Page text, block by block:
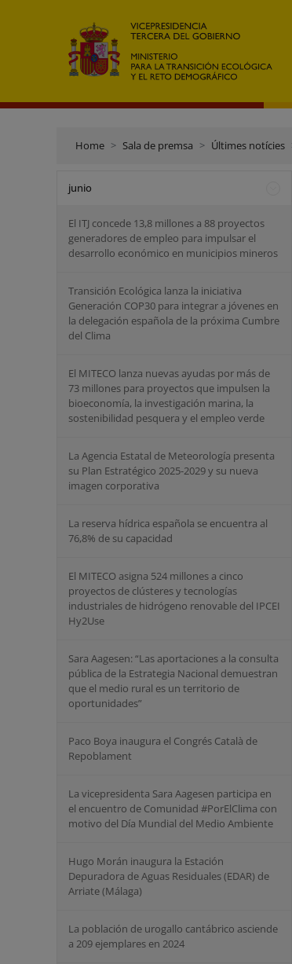
Home Sala de premsa Últimes notícies
junio
El ITJ concede 13,8 millones a 88 proyectos
generadores de empleo para impulsar el
desarrollo económico en municipios mineros
Transición Ecológica lanza la iniciativa
Generación COP30 para integrar a jóvenes en
la delegación española de la próxima Cumbre
del Clima
El MITECO lanza nuevas ayudas por más de
73 millones para proyectos que impulsen la
bioeconomía, la investigación marina, la
sostenibilidad pesquera y el empleo verde
La Agencia Estatal de Meteorología presenta
su Plan Estratégico 2025-2029 y su nueva
imagen corporativa
La reserva hídrica española se encuentra al
76,8% de su capacidad
El MITECO asigna 524 millones a cinco
proyectos de clústeres y tecnologías
industriales de hidrógeno renovable del IPCEI
Hy2Use
Sara Aagesen: “Las aportaciones a la consulta
pública de la Estrategia Nacional demuestran
que el medio rural es un territorio de
oportunidades”
Paco Boya inaugura el Congrés Català de
Repoblament
La vicepresidenta Sara Aagesen participa en
el encuentro de Comunidad #PorElClima con
motivo del Día Mundial del Medio Ambiente
Hugo Morán inaugura la Estación
Depuradora de Aguas Residuales (EDAR) de
Arriate (Málaga)
La población de urogallo cantábrico asciende
a 209 ejemplares en 2024